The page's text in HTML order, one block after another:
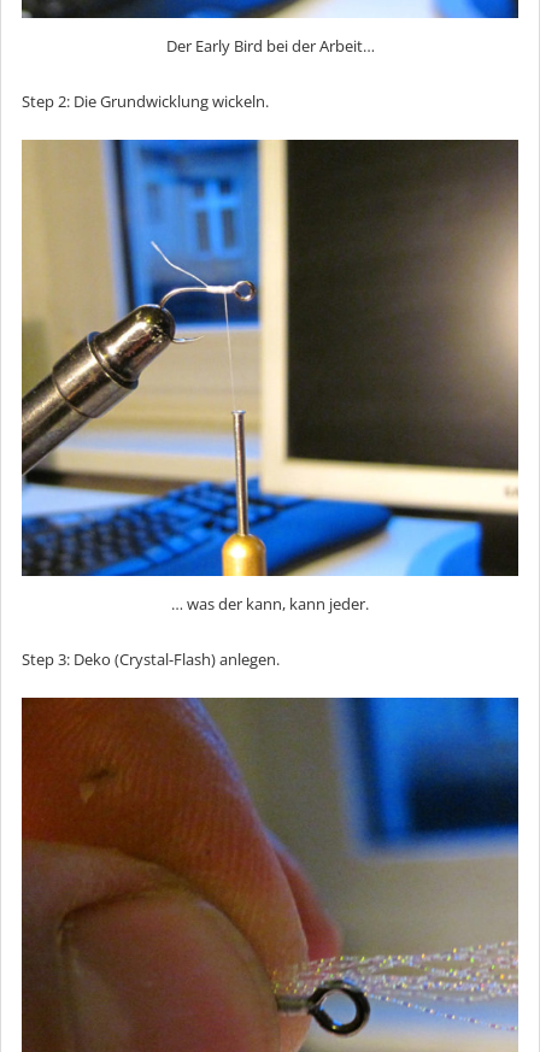
Der Early Bird bei der Arbeit…
Step 2: Die Grundwicklung wickeln.
… was der kann, kann jeder.
Step 3: Deko (Crystal-Flash) anlegen.